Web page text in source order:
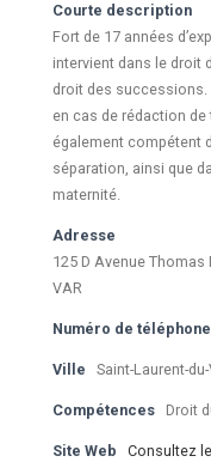
Courte description
Fort de 17 années
intervient dans le droit
droit des
en cas de rédaction
également compétent
séparation, ainsi que
maternité.
Adresse
125 D Avenue Thomas
VAR
Numéro de téléphone
Ville Saint-Laurent-
Compétences Droit
Site Web Consultez